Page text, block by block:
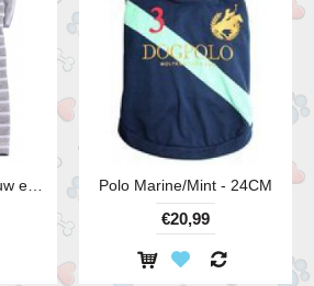
Polo Marine/Mint - 24CM
€20,99